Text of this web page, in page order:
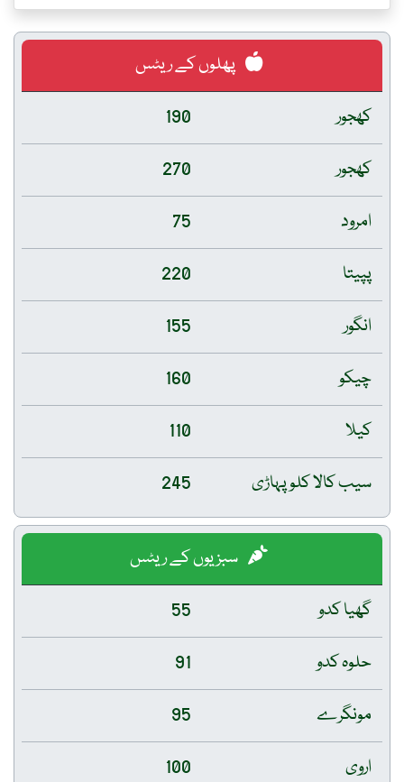
پھلوں کے ریٹس
کھجور
190
کھجور
270
امرود
75
پپیتا
220
انگور
155
چیکو
160
کیلا
110
سیب کالا کلو پہاڑی
245
سبزیوں کے ریٹس
گھیا کدو
55
حلوہ کدو
91
مونگرے
95
اروی
100